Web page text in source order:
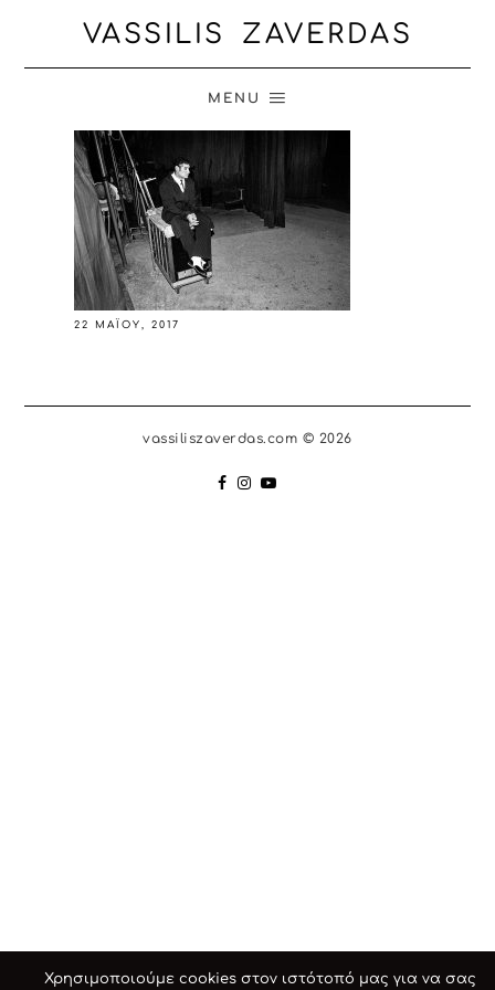
VASSILIS ZAVERDAS
MENU
22 ΜΑΪ́ΟΥ, 2017
vassiliszaverdas.com © 2026
Χρησιμοποιούμε cookies στον ιστότοπό μας για να σας